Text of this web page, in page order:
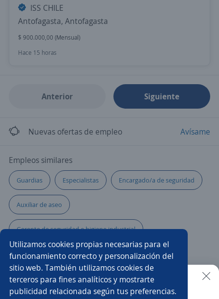
Utilizamos cookies propias necesarias para el
funcionamiento correcto y personalización del
sitio web. También utilizamos cookies de
terceros para fines analíticos y mostrarte
publicidad relacionada según tus preferencias.
ISS CHILE
Antofagasta, Antofagasta
$ 900.000,00 (Mensual)
Hace 15 horas
Anterior Siguiente
Nuevas ofertas de empleo Avísame
Empleos similares
Guardias Especialistas Encargado/a de seguridad
Auxiliar de aseo
Gerente de seguridad e higiene industrial
Guardia ejecutivo Pintor/a
Guardia de seguridad chófer Supervisor/a ssoma
Buscar es más fácil en la app